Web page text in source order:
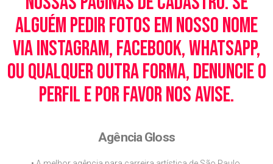
alguém pedir fotos em nosso nome
via Instagram, Facebook, WhatsApp,
ou qualquer outra forma, denuncie o
perfil e por favor nos avise.
Agência Gloss